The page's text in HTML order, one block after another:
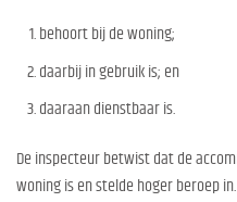
behoort bij de woning;
daarbij in gebruik is; en
daaraan dienstbaar is.
De inspecteur betwist dat de
woning is en stelde hoger beroep in.